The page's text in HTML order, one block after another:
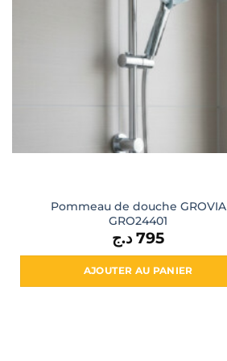
Pommeau de douche GROVIA
GRO24401
795 د.ج
AJOUTER AU PANIER